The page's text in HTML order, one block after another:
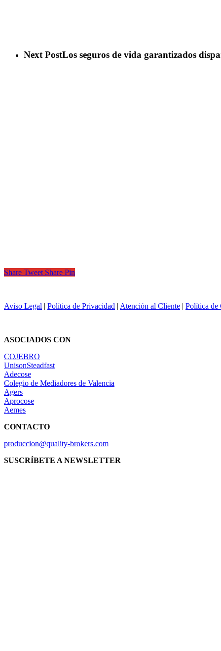
Next PostLos seguros de vida garantizados
Share Tweet Share Pin
Aviso Legal Política de Privacidad Atención al Cliente Política de
ASOCIADOS CON
COJEBRO
UnisonSteadfast
Adecose
Colegio de Mediadores de Valencia
Agers
Aprocose
Aemes
CONTACTO
produccion@quality-brokers.com
SUSCRÍBETE A NEWSLETTER